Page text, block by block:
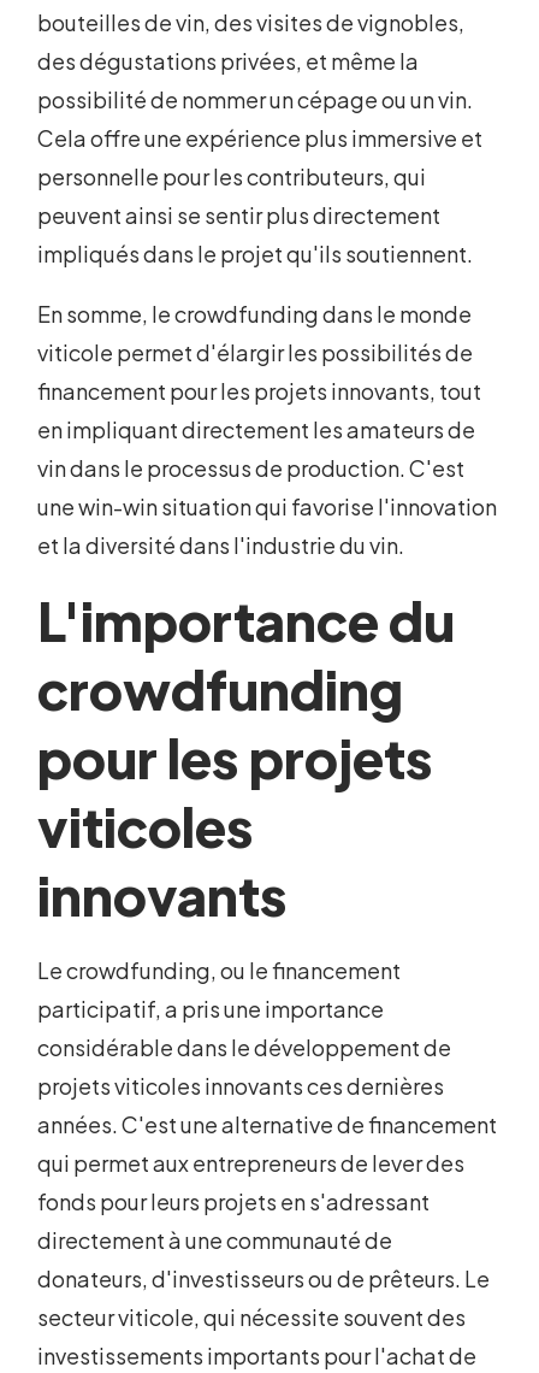
bouteilles de vin, des visites de vignobles,
des dégustations privées, et même la
possibilité de nommer un cépage ou un vin.
Cela offre une expérience plus immersive et
personnelle pour les contributeurs, qui
peuvent ainsi se sentir plus directement
impliqués dans le projet qu'ils soutiennent.
En somme, le crowdfunding dans le monde
viticole permet d'élargir les possibilités de
financement pour les projets innovants, tout
en impliquant directement les amateurs de
vin dans le processus de production. C'est
une win-win situation qui favorise l'innovation
et la diversité dans l'industrie du vin.
L'importance du
crowdfunding
pour les projets
viticoles
innovants
Le crowdfunding, ou le financement
participatif, a pris une importance
considérable dans le développement de
projets viticoles innovants ces dernières
années. C'est une alternative de financement
qui permet aux entrepreneurs de lever des
fonds pour leurs projets en s'adressant
directement à une communauté de
donateurs, d'investisseurs ou de prêteurs. Le
secteur viticole, qui nécessite souvent des
investissements importants pour l'achat de